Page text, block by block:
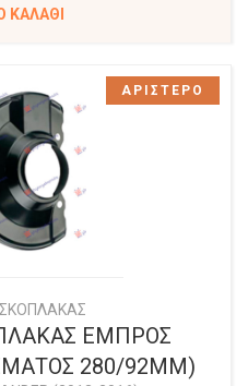
ΚΑΛΆΘΙ
ΕΜΠΡΟΣ
280/92ΜΜ)
ΑΡΙΣΤΕΡΟ